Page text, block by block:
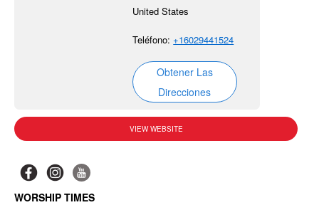
United States
Teléfono:+16029441524
Obtener Las
Direcciones
VIEW WEBSITE
WORSHIP TIMES